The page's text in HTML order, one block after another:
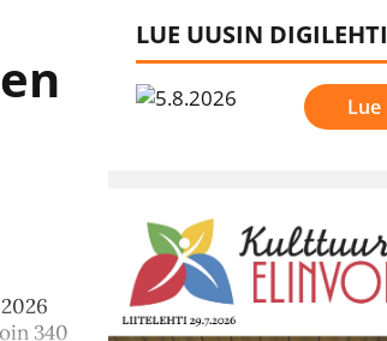
340
LUE UUSIN DIGILEHTI
Lue